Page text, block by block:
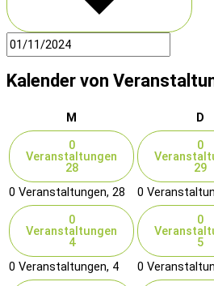
Kalender von
M D
0
Veranstaltungen
28
0 Veranstaltungen, 28
0
29
0
0
Veranstaltungen
4
0 Veranstaltungen, 4
0
5
0